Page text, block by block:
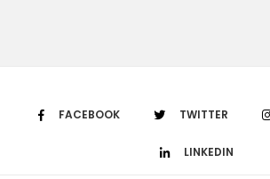
FACEBOOK TWITTER
LINKEDIN